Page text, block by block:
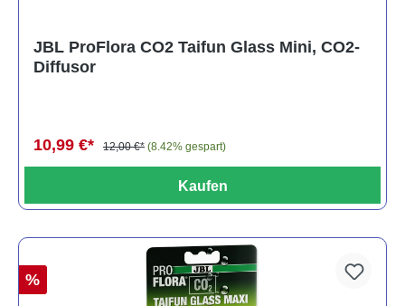
JBL ProFlora CO2 Taifun Glass Mini, CO2-
Diffusor
10,99 €* 12,00 €* (8.42% gespart)
Kaufen
%